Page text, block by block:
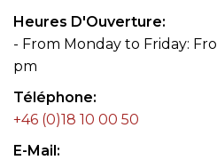
Heures D'Ouverture
- From Monday to Friday:
pm
Téléphone
+46 (0)18 10 00 50
E-Mail